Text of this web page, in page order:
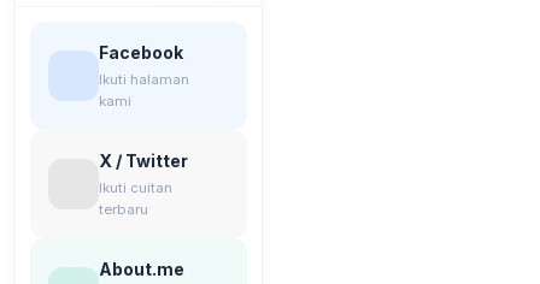
Facebook
Ikuti halaman
kami
X / Twitter
Ikuti cuitan
terbaru
About.me